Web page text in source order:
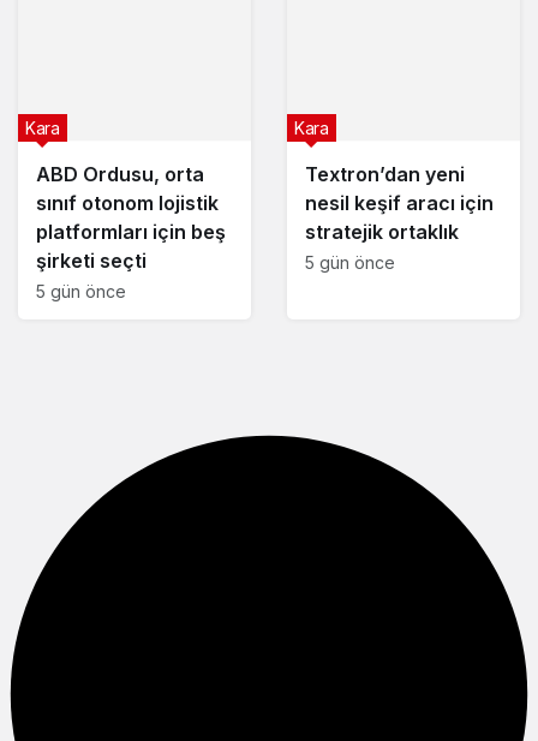
ABD Ordusu, orta
sınıf otonom lojistik
platformları için beş
şirketi seçti
Kara
5 gün önce
Textron’dan yeni
nesil keşif aracı için
stratejik ortaklık
Kara
5 gün önce